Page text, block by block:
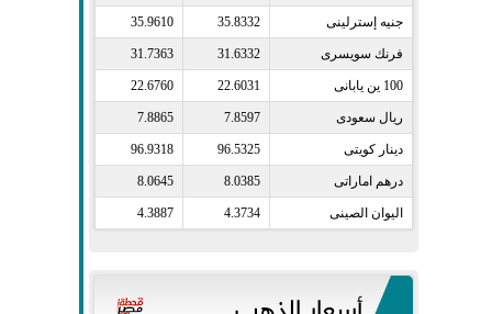
جنيه إسترلينى​ 35.8332
35.9610
فرنك سويسرى​ 31.6332
31.7363
100 ين يابانى​ 22.6031
22.6760
ريال سعودى​ 7.8597
7.8865
دينار كويتى​ 96.5325
96.9318
درهم اماراتى​ 8.0385
8.0645
اليوان الصينى​ 4.3734
4.3887
أسعار الذهب